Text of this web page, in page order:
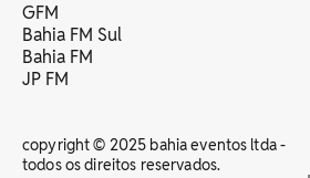
GFM
Bahia FM Sul
Bahia FM
JP FM
copyright © 2025 bahia eventos ltda -
todos os direitos reservados.